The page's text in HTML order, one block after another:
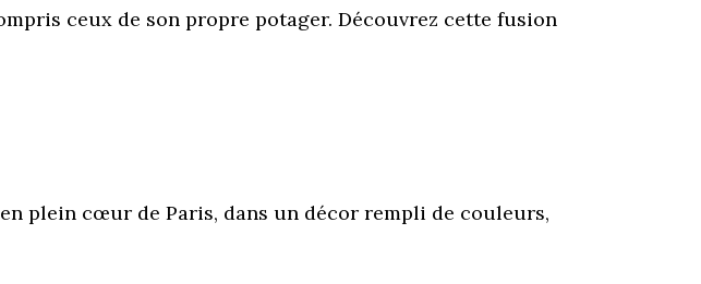
ceux de son propre potager. Découvrez cette fusion
plein cœur de Paris, dans un décor rempli de couleurs,